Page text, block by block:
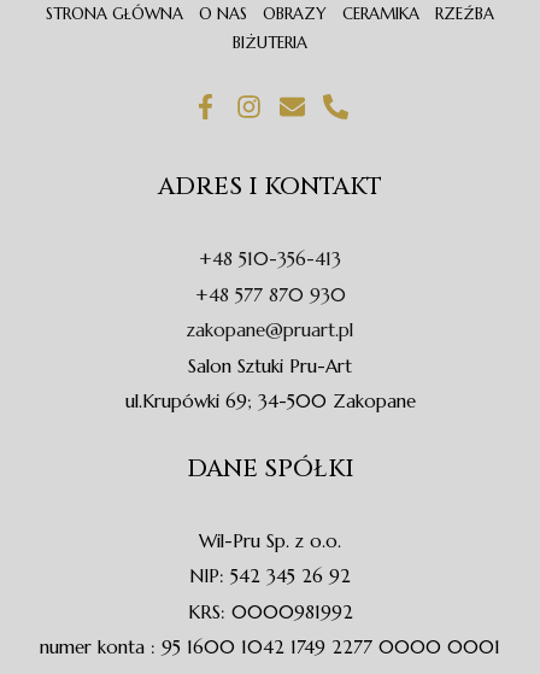
STRONA GŁÓWNA O NAS OBRAZY CERAMIKA
RZEŹBA
BIŻUTERIA
F
a
e
b
o
k
-
f
I
n
t
a
r
a
m
E
n
e
l
p
e
P
h
n
e
a
l
t
ADRES I KONTAKT
+48 510-356-413
+48 577 870 930
zakopane@pruart.pl
Salon Sztuki Pru-Art
ul.Krupówki 69; 34-500 Zakopane
DANE SPÓŁKI
Wil-Pru Sp. z o.o.
NIP: 542 345 26 92
KRS: 0000981992
numer konta : 95 1600 1042 1749 2277 0000 0001